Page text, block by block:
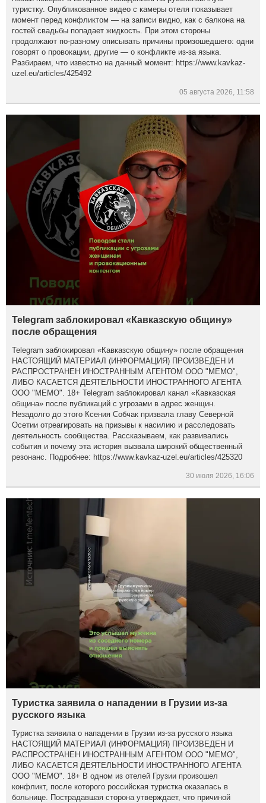
туристку. Опубликованное видео с камеры отеля показывает
момент перед конфликтом — на записи видно, как с балкона на
гостей свадьбы попадает жидкость. При этом стороны
продолжают по-разному описывать причины произошедшего: одни
говорят о провокации, другие — о конфликте из-за языка.
Разбираем, что известно на данный момент: https://www.kavkaz-
uzel.eu/articles/425492
05 августа 2026, 11:58
Telegram заблокировал «Кавказскую общину»
после обращения
Telegram заблокировал «Кавказскую общину» после обращения
НАСТОЯЩИЙ МАТЕРИАЛ (ИНФОРМАЦИЯ) ПРОИЗВЕДЕН И
РАСПРОСТРАНЕН ИНОСТРАННЫМ АГЕНТОМ ООО "МЕМО",
ЛИБО КАСАЕТСЯ ДЕЯТЕЛЬНОСТИ ИНОСТРАННОГО АГЕНТА
ООО "МЕМО". 18+ Telegram заблокировал канал «Кавказская
община» после публикаций с угрозами в адрес женщин.
Незадолго до этого Ксения Собчак призвала главу Северной
Осетии отреагировать на призывы к насилию и расследовать
деятельность сообщества. Рассказываем, как развивались
события и почему эта история вызвала широкий общественный
резонанс. Подробнее: https://www.kavkaz-uzel.eu/articles/425320
30 июля 2026, 16:06
Туристка заявила о нападении в Грузии из-за
русского языка
Туристка заявила о нападении в Грузии из-за русского языка
НАСТОЯЩИЙ МАТЕРИАЛ (ИНФОРМАЦИЯ) ПРОИЗВЕДЕН И
РАСПРОСТРАНЕН ИНОСТРАННЫМ АГЕНТОМ ООО "МЕМО",
ЛИБО КАСАЕТСЯ ДЕЯТЕЛЬНОСТИ ИНОСТРАННОГО АГЕНТА
ООО "МЕМО". 18+ В одном из отелей Грузии произошел
конфликт, после которого российская туристка оказалась в
больнице. Пострадавшая сторона утверждает, что причиной